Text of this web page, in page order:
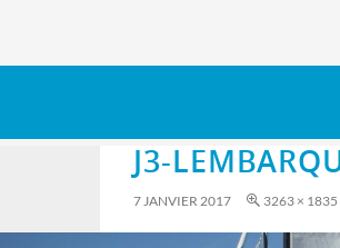
J3-
7 JANVIER 2017 3263 × 1835